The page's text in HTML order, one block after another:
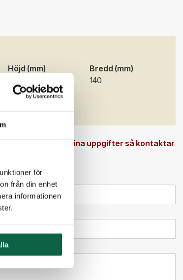
för
från din enhet
informationen
Höjd (mm)
Bredd (mm)
140
Material
Ange dina uppgifter så kontaktar